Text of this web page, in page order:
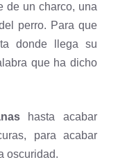
de un charco, una
perro. Para que
donde llega su
que ha dicho
hasta acabar
para acabar
oscuridad.